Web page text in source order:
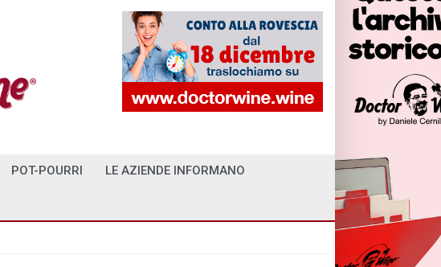
POT-POURRI LE AZIENDE INFORMANO